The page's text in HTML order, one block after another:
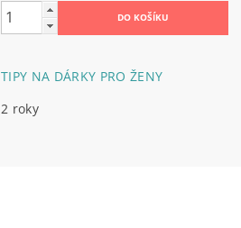
TIPY NA DÁRKY PRO ŽENY
2 roky